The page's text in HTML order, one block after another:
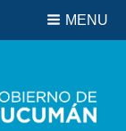
MENU